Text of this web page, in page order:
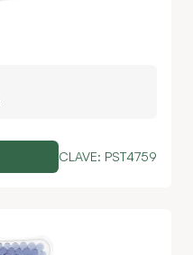
CLAVE: PST4759